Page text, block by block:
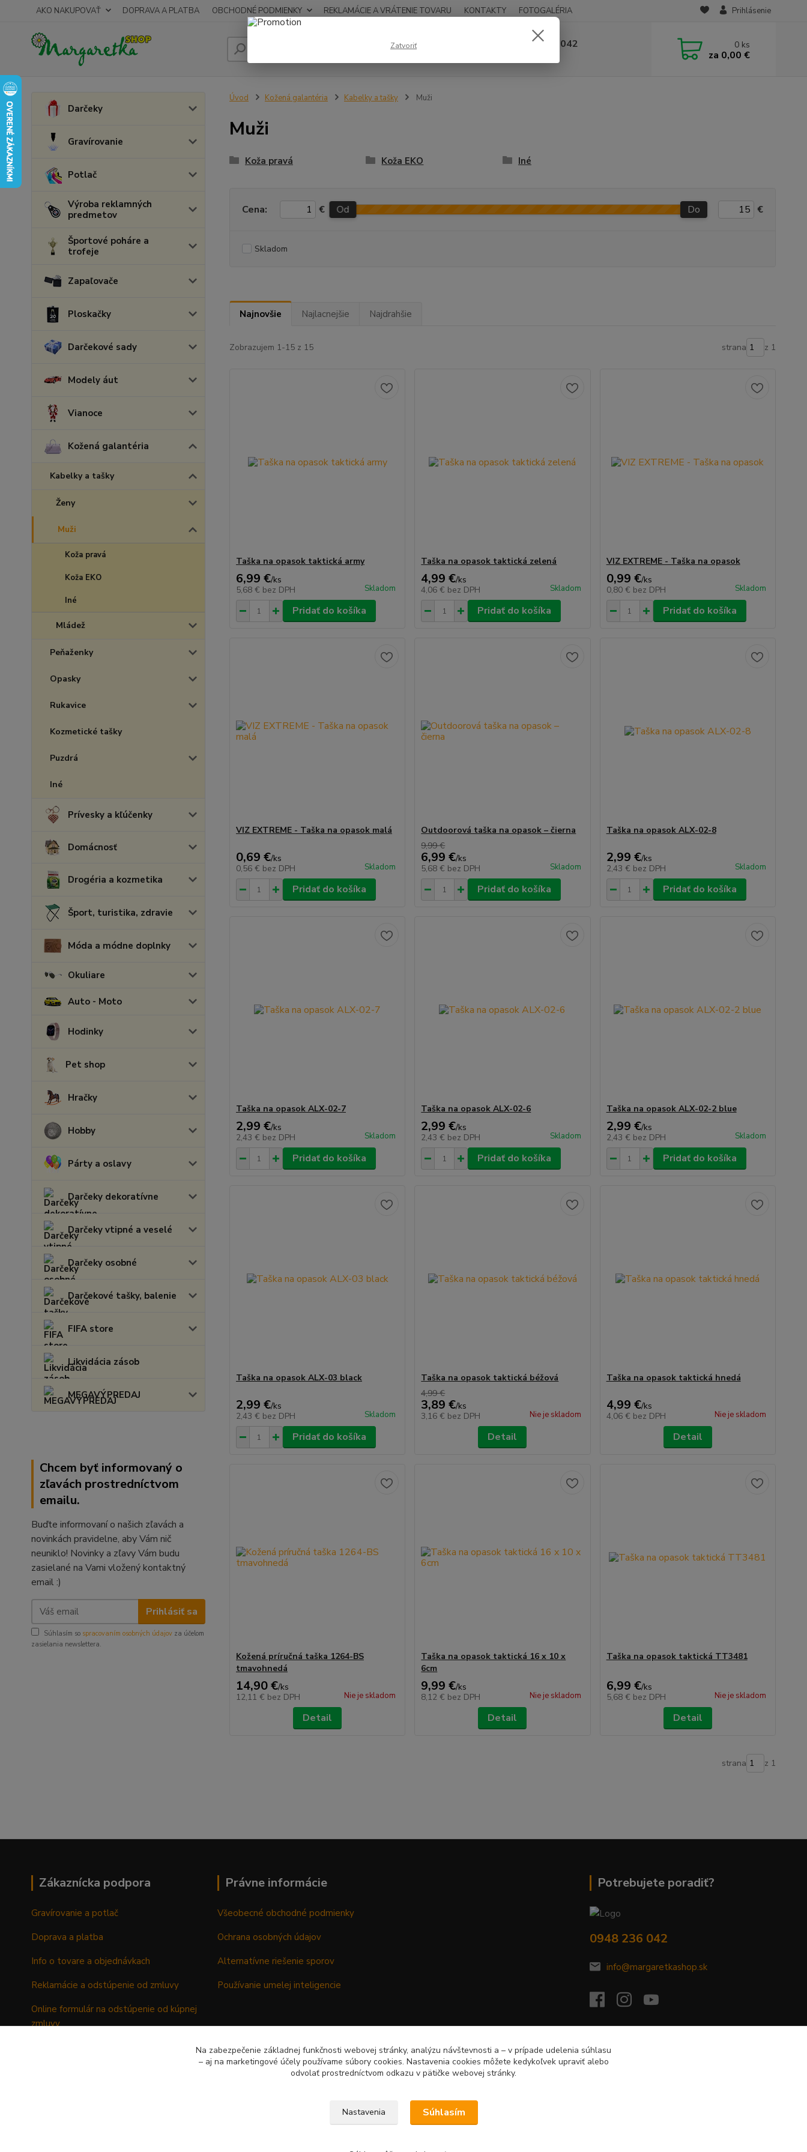
AKO NAKUPOVAŤ DOPRAVA A PLATBA OBCHODNÉ PODMIENKY REKLAMÁCIE A VRÁTENIE TOVARU KONTAKTY FOTOGALÉRIA Prihlásenie
Hľadať 0948 236 042 0 ks
za 0,00 €
Darčeky
Gravírovanie
Potlač
Výroba reklamných
predmetov
Športové poháre a
trofeje
Zapaľovače
Ploskačky
Darčekové sady
Modely áut
Vianoce
Kožená galantéria
Kabelky a tašky
Ženy
Muži
Koža pravá
Koža EKO
Iné
Mládež
Peňaženky
Opasky
Rukavice
Kozmetické tašky
Puzdrá
Iné
Prívesky a kľúčenky
Domácnosť
Drogéria a kozmetika
Šport, turistika, zdravie
Móda a módne doplnky
Okuliare
Auto - Moto
Hodinky
Pet shop
Hračky
Hobby
Párty a oslavy
Darčeky dekoratívne
Darčeky vtipné a veselé
Darčeky osobné
Darčekové tašky, balenie
FIFA store
Likvidácia zásob
MEGAVÝPREDAJ
Chcem byť informovaný o
zľavách prostredníctvom
emailu.
Buďte informovaní o našich zľavách a
novinkách pravidelne, aby Vám nič
neuniklo! Novinky a zľavy Vám budu
zasielané na Vami vložený kontaktný
email :)
Prihlásiť sa
Súhlasím so spracovaním osobných údajov za účelom
zasielania newslettera.
Úvod Kožená galantéria Kabelky a tašky Muži
Muži
Koža pravá Koža EKO Iné
Cena: € Od Do €
Skladom
Najnovšie Najlacnejšie Najdrahšie
Zobrazujem 1-15 z 15 strana z 1
Taška na opasok taktická army
6,99 €/ks
5,68 € bez DPH Skladom
Pridať do košíka
Taška na opasok taktická zelená
4,99 €/ks
4,06 € bez DPH Skladom
Pridať do košíka
VIZ EXTREME - Taška na opasok
0,99 €/ks
0,80 € bez DPH Skladom
Pridať do košíka
VIZ EXTREME - Taška na opasok malá
0,69 €/ks
0,56 € bez DPH Skladom
Pridať do košíka
Outdoorová taška na opasok – čierna
9,99 €
6,99 €/ks
5,68 € bez DPH Skladom
Pridať do košíka
Taška na opasok ALX-02-8
2,99 €/ks
2,43 € bez DPH Skladom
Pridať do košíka
Taška na opasok ALX-02-7
2,99 €/ks
2,43 € bez DPH Skladom
Pridať do košíka
Taška na opasok ALX-02-6
2,99 €/ks
2,43 € bez DPH Skladom
Pridať do košíka
Taška na opasok ALX-02-2 blue
2,99 €/ks
2,43 € bez DPH Skladom
Pridať do košíka
Taška na opasok ALX-03 black
2,99 €/ks
2,43 € bez DPH Skladom
Pridať do košíka
Taška na opasok taktická béžová
4,99 €
3,89 €/ks
3,16 € bez DPH Nie je skladom
Detail
Taška na opasok taktická hnedá
4,99 €/ks
4,06 € bez DPH Nie je skladom
Detail
Kožená príručná taška 1264-BS
tmavohnedá
14,90 €/ks
12,11 € bez DPH Nie je skladom
Detail
Taška na opasok taktická 16 x 10 x
6cm
9,99 €/ks
8,12 € bez DPH Nie je skladom
Detail
Taška na opasok taktická TT3481
6,99 €/ks
5,68 € bez DPH Nie je skladom
Detail
strana z 1
Zákaznícka podpora
Gravírovanie a potlač
Doprava a platba
Info o tovare a objednávkach
Reklamácie a odstúpenie od zmluvy
Online formulár na odstúpenie od kúpnej
zmluvy
Právne informácie
Všeobecné obchodné podmienky
Ochrana osobných údajov
Alternatívne riešenie sporov
Používanie umelej inteligencie
Potrebujete poradiť?
0948 236 042
info@margaretkashop.sk
Zatvoriť
Na zabezpečenie základnej funkčnosti webovej stránky, analýzu návštevnosti a – v prípade udelenia súhlasu
– aj na marketingové účely používame súbory cookies. Nastavenia cookies môžete kedykoľvek upraviť alebo
odvolať prostredníctvom odkazu v pätičke webovej stránky.
Nastavenia Súhlasím